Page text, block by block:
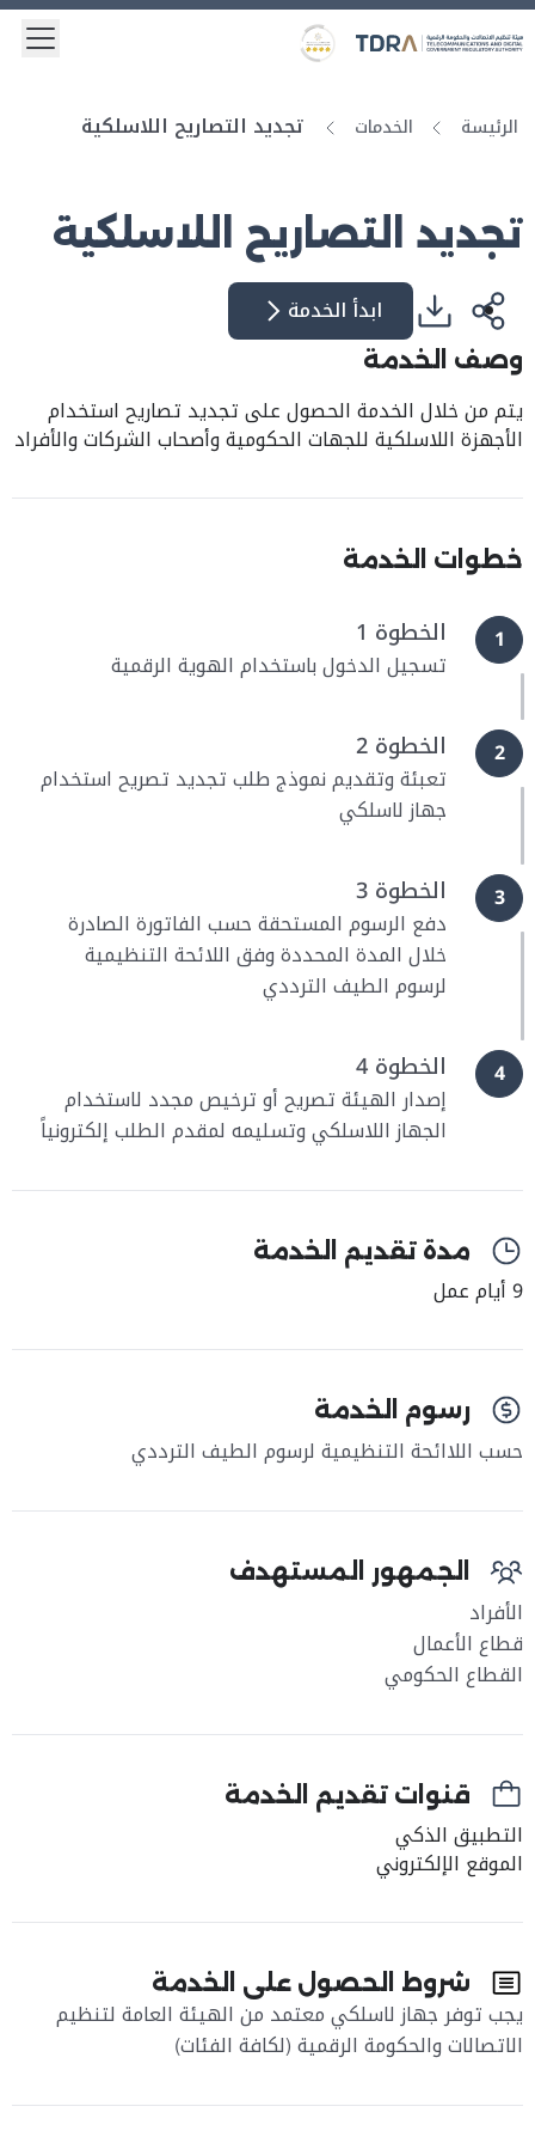
Logo
Gold star Logo
الرئيسة الخدمات تجديد التصاريح اللاسلكية
تجديد التصاريح اللاسلكية
ابدأ الخدمة
وصف الخدمة
يتم من خلال الخدمة الحصول على تجديد تصاريح استخدام
الأجهزة اللاسلكية للجهات الحكومية وأصحاب الشركات والأفراد
خطوات الخدمة
1 الخطوة 1
تسجيل الدخول باستخدام الهوية الرقمية
2 الخطوة 2
تعبئة وتقديم نموذج طلب تجديد تصريح استخدام
جهاز لاسلكي
3 الخطوة 3
دفع الرسوم المستحقة حسب الفاتورة الصادرة
خلال المدة المحددة وفق اللائحة التنظيمية
لرسوم الطيف الترددي
4 الخطوة 4
إصدار الهيئة تصريح أو ترخيص مجدد لاستخدام
الجهاز اللاسلكي وتسليمه لمقدم الطلب إلكترونياً
مدة تقديم الخدمة
9 أيام عمل
رسوم الخدمة
حسب اللاائحة التنظيمية لرسوم الطيف الترددي
الجمهور المستهدف
الأفراد
قطاع الأعمال
القطاع الحكومي
قنوات تقديم الخدمة
التطبيق الذكي
الموقع الإلكتروني
شروط الحصول على الخدمة
يجب توفر جهاز لاسلكي معتمد من الهيئة العامة لتنظيم
الاتصالات والحكومة الرقمية (لكافة الفئات)